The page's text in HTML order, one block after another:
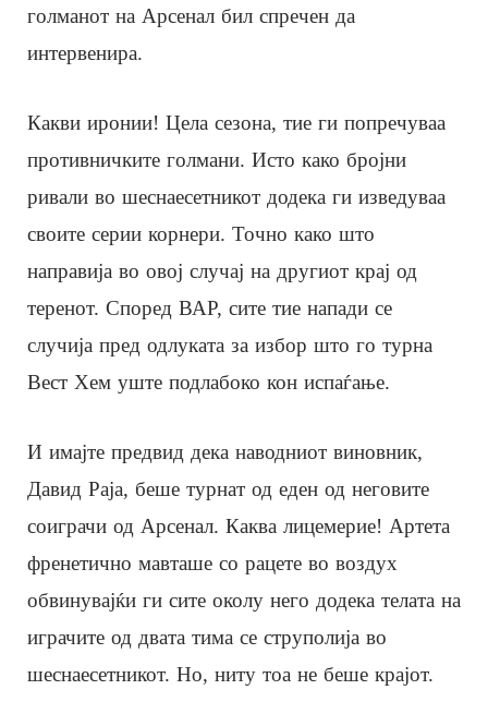
голманот на Арсенал бил спречен да
интервенира.
Какви иронии! Цела сезона, тие ги попречуваа
противничките голмани. Исто како бројни
ривали во шеснаесетникот додека ги изведуваа
своите серии корнери. Точно како што
направија во овој случај на другиот крај од
теренот. Според ВАР, сите тие напади се
случија пред одлуката за избор што го турна
Вест Хем уште подлабоко кон испаѓање.
И имајте предвид дека наводниот виновник,
Давид Раја, беше турнат од еден од неговите
соиграчи од Арсенал. Каква лицемерие! Артета
френетично мавташе со рацете во воздух
обвинувајќи ги сите околу него додека телата на
играчите од двата тима се струполија во
шеснаесетникот. Но, ниту тоа не беше крајот.